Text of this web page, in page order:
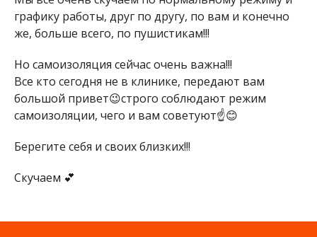
графику работы, друг по другу, по вам и конечно
же, больше всего, по пушистикам!!!
Но самоизоляция сейчас очень важна!!!
Все кто сегодня не в клинике, передают вам
большой привет😉строго соблюдают режим
самоизоляции, чего и вам советуют☝️😊
Берегите себя и своих близких!!!
Скучаем 💕